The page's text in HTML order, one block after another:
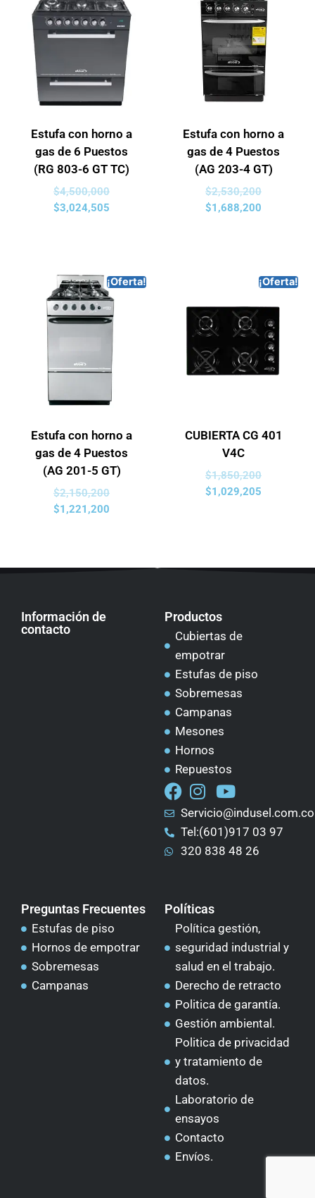
Estufa con horno a
gas de 6 Puestos
(RG 803-6 GT TC)
$4,500,000
$3,024,505
Estufa con horno a
gas de 4 Puestos
(AG 203-4 GT)
$2,530,200
$1,688,200
¡Oferta!
Estufa con horno a
gas de 4 Puestos
(AG 201-5 GT)
$2,150,200
$1,221,200
¡Oferta!
CUBIERTA CG 401
V4C
$1,850,200
$1,029,205
Información de
contacto
Productos
Cubiertas de
empotrar
Estufas de piso
Sobremesas
Campanas
Mesones
Hornos
Repuestos
Servicio@indusel.com.co
Tel:(601)917 03 97
320 838 48 26
Preguntas Frecuentes
Estufas de piso
Hornos de empotrar
Sobremesas
Campanas
Políticas
Política gestión,
seguridad industrial y
salud en el trabajo.
Derecho de retracto
Politica de garantía.
Gestión ambiental.
Politica de privacidad
y tratamiento de
datos.
Laboratorio de
ensayos
Contacto
Envíos.